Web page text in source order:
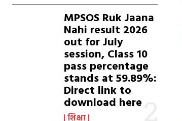
MPSOS Ruk Jaana
Nahi result 2026
out for July
session, Class 10
pass percentage
stands at 59.89%:
Direct link to
download here